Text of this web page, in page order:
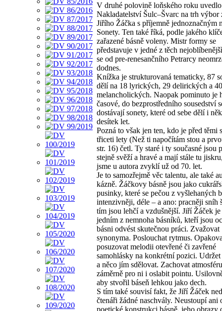
V druhé polovině loňského roku uvedlo
Nakladatelství Šulc–Švarc na trh výbor
Jiřího Žáčka s příjemně jednoznačným
Sonety. Ten také říká, podle jakého
zařazené básně voleny. Mistr formy se
představuje v jedné z těch
se od pre-renesančního Petrarcy
dodnes.
Knížka je strukturovaná tematicky, 87
dělí na 18 lyrických, 29 delirických a 40
melancholických. Naopak pominuto je
časové, do bezprostředního sousedství
dostávají sonety, které od sebe dělí i
desítek let.
Pozná to však jen ten, kdo je před těmi
třiceti lety (Než ti napočítám stou a
str. 16) četl. Ty staré i ty současné jsou
stejně svěží a hravé a mají stále tu
jsme u autora zvyklí už od 70. let.
Je to samozřejmě věc talentu, ale také
kázně. Žáčkovy básně jsou jako
pusinky, které se pečou z vyšlehaných
intenzivněji, déle – a ano: pracněji sníh
tím jsou lehčí a vzdušnější. Jiří Žáček
jedním z nemnoha básníků, kteří jsou
básni odvést skutečnou práci. Zvažovat
synonyma. Poslouchat rytmus.
posuzovat melodii otevřené či zavřené
samohlásky na konkrétní pozici.
a něco jím sdělovat. Zachovat
záměrně pro ni i oslabit pointu.
aby stvořil báseň lehkou jako dech.
S tím také souvisí fakt, že Jiří Žáček
čtenáři žádné naschvály. Neustoupí ani
poetické konstrukci básně, jeho obrazy